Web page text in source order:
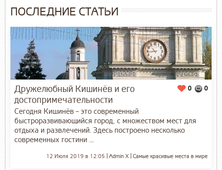
ПОСЛЕДНИЕ СТАТЬИ
0
0
Дружелюбный Кишинёв и его
достопримечательности
Сегодня Кишинёв – это современный
быстроразвивающийся город, с множеством мест для
отдыха и развлечений. Здесь построено несколько
современных гостини ...
Самые красивые места в мире
Admin X
12 Июля 2019 в 12:05